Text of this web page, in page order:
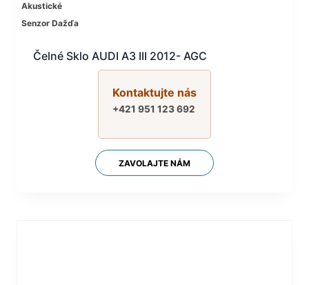
Akustické
Senzor Dažďa
Čelné Sklo AUDI A3 III 2012- AGC
Kontaktujte nás
+421 951 123 692
ZAVOLAJTE NÁM